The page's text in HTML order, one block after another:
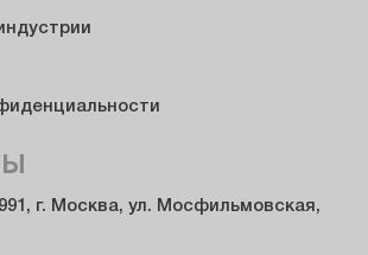
г. Москва, ул. Мосфильмовская,